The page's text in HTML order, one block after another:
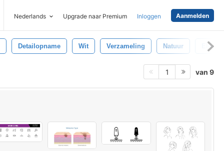
Nederlands Upgrade naar Premium Inloggen Aanmelden
Detailopname Wit Verzameling Natuur
1 van 9